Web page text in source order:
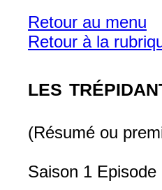
Retour au menu
Retour à la
les
(Résumé ou
Saison 1 Episode